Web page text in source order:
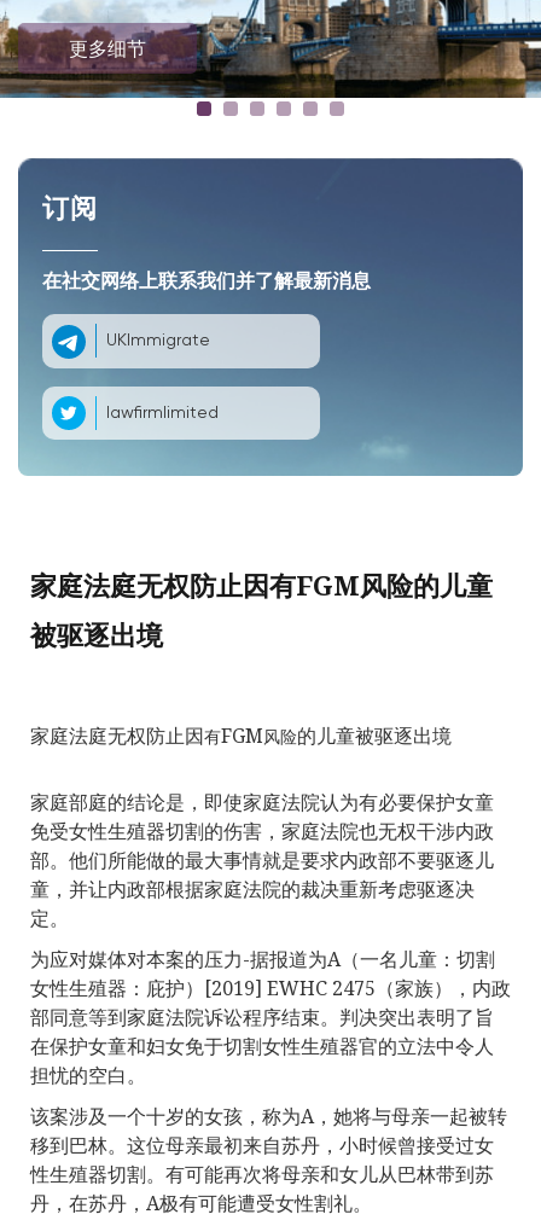
更多细节
订阅
在社交网络上联系我们并了解最新消息
UKImmigrate
lawfirmlimited
家庭法庭无权防止因有FGM风险的儿童
被驱逐出境
家庭法庭无权防止因有FGM风险的儿童被驱逐出境
家庭部庭的结论是，即使家庭法院认为有必要保护女童
免受女性生殖器切割的伤害，家庭法院也无权干涉内政
部。他们所能做的最大事情就是要求内政部不要驱逐儿
童，并让内政部根据家庭法院的裁决重新考虑驱逐决
定。
为应对媒体对本案的压力-据报道为A（一名儿童：切割
女性生殖器：庇护）[2019] EWHC 2475（家族），内政
部同意等到家庭法院诉讼程序结束。判决突出表明了旨
在保护女童和妇女免于切割女性生殖器官的立法中令人
担忧的空白。
该案涉及一个十岁的女孩，称为A，她将与母亲一起被转
移到巴林。这位母亲最初来自苏丹，小时候曾接受过女
性生殖器切割。有可能再次将母亲和女儿从巴林带到苏
丹，在苏丹，A极有可能遭受女性割礼。